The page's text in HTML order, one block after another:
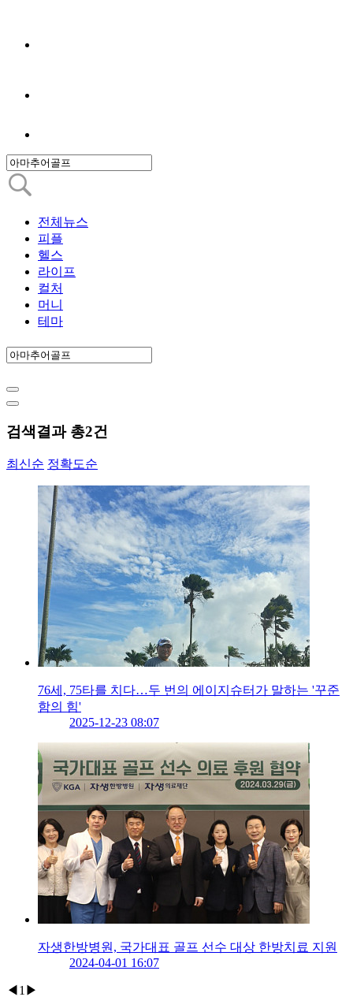
전체뉴스
피플
헬스
라이프
컬처
머니
테마
검색결과 총2건
최신순 정확도순
76세, 75타를 치다…두 번의 에이지슈터가 말하는 '꾸준
함의 힘'
2025-12-23 08:07
자생한방병원, 국가대표 골프 선수 대상 한방치료 지원
2024-04-01 16:07
◀ 1 ▶